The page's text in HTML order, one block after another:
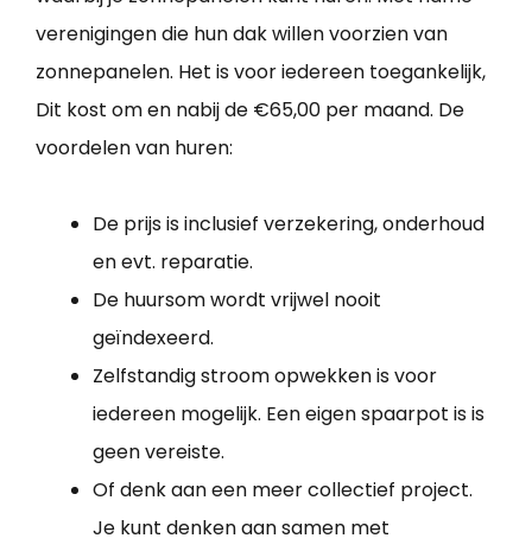
verenigingen die hun dak willen voorzien van
zonnepanelen. Het is voor iedereen toegankelijk,
Dit kost om en nabij de €65,00 per maand. De
voordelen van huren:
De prijs is inclusief verzekering, onderhoud
en evt. reparatie.
De huursom wordt vrijwel nooit
geïndexeerd.
Zelfstandig stroom opwekken is voor
iedereen mogelijk. Een eigen spaarpot is is
geen vereiste.
Of denk aan een meer collectief project.
Je kunt denken aan samen met